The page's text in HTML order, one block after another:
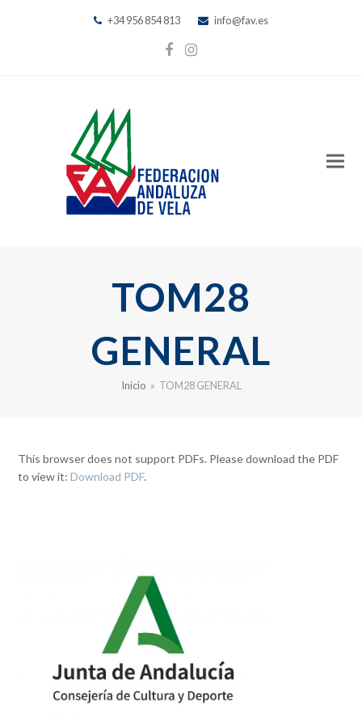
+34 956 854 813 info@fav.es
Facebook
Instagram
TOM28
GENERAL
Inicio » TOM28 GENERAL
This browser does not support PDFs. Please download the PDF
to view it:Download PDF.